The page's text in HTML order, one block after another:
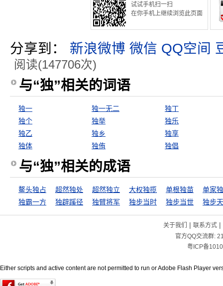
试试手机扫一扫
在你手机上继续浏览此页面
分享到： 新浪微博 微信 QQ空间
阅读(147706次)
与“独”相关的词语
独一 独一无二
独丁
独个
独举
独乐
独乙
独乡
独享
独体
独侑 独倡
与“独”相关的成语
鳌头独占 超然独处 超然独立 大权独揽 单根独苗
单家
独霸一方
独辟蹊径 独臂将军 独步当时 独步当世 独步
关于我们 | 联系方式|
官方QQ交流群:
粤ICP备
Either scripts and active content are not permitted to run or Adobe Flash Player